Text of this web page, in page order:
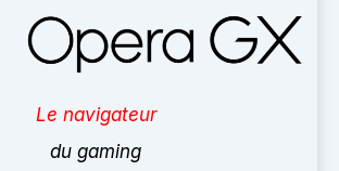
Le navigateur
du gaming